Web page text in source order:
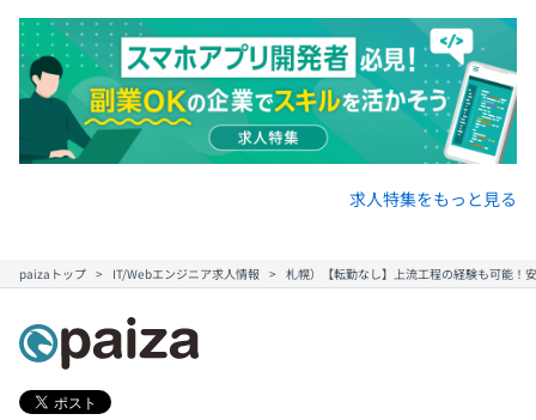
求人特集をもっと見る
paizaトップ IT/Webエンジニア求人情報 札幌）【転勤なし】上流工程の経験も可能！